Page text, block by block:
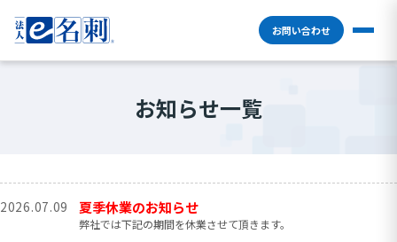
お問い合わせ
お知らせ一覧
2026.07.09 夏季休業のお知らせ
弊社では下記の期間を休業させて頂きます。